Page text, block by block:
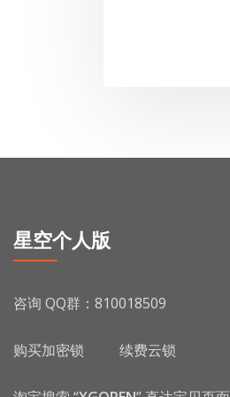
星空个人版
咨询 QQ群：810018509
购买加密锁 续费云锁